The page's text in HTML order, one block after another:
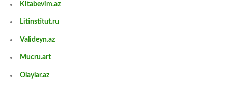
Kitabevim.az
Litinstitut.ru
Valideyn.az
Mucru.art
Olaylar.az